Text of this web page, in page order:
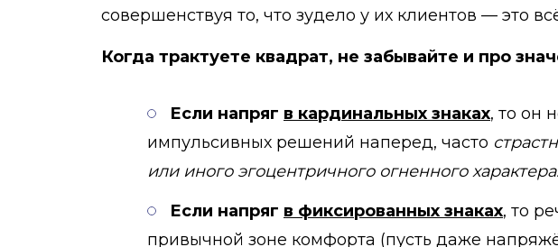
совершенствуя то, что зудело у их клиентов — это
Когда трактуете квадрат, не забывайте и про
Если напряг в кардинальных знаках, то он
импульсивных решений наперед, часто
или иного эгоцентричного огненного характера.
Если напряг в фиксированных знаках, то
привычной зоне комфорта (пусть даже